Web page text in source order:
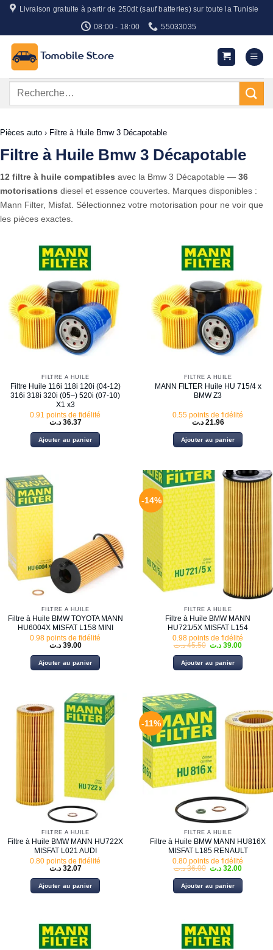
Passer
contenu
Livraison gratuite à partir de 250dt (sauf batteries) sur toute la Tunisie
08:00 - 18:00 55033035
Recherche
Pièces auto › Filtre à Huile Bmw 3 Décapotable
Filtre à Huile Bmw 3 Décapotable
12 filtre à huile compatibles avec la Bmw 3 Décapotable — 36
motorisations diesel et essence couvertes. Marques disponibles :
Mann Filter, Misfat. Sélectionnez votre motorisation pour ne voir que
les pièces exactes.
FILTRE À HUILE
Filtre Huile 116i 118i 120i (04-12)
316i 318i 320i (05–) 520i (07-10)
X1 x3
0.91 points de fidélité
36.37 د.ت
Ajouter au panier
FILTRE À HUILE
MANN FILTER Huile HU 715/4 x
BMW Z3
0.55 points de fidélité
21.96 د.ت
Ajouter au panier
FILTRE À HUILE
Filtre à Huile BMW TOYOTA MANN
HU6004X MISFAT L158 MINI
0.98 points de fidélité
39.00 د.ت
Ajouter au panier
-14%
FILTRE À HUILE
Filtre à Huile BMW MANN
HU721/5X MISFAT L154
0.98 points de fidélité
45.50 د.ت
Le
initial
était :
39.00 د.ت
Le
actuel
est :
Ajouter au panier
FILTRE À HUILE
Filtre à Huile BMW MANN HU722X
MISFAT L021 AUDI
0.80 points de fidélité
32.07 د.ت
Ajouter au panier
-11%
FILTRE À HUILE
Filtre à Huile BMW MANN HU816X
MISFAT L185 RENAULT
0.80 points de fidélité
36.00 د.ت
Le
initial
était :
32.00 د.ت
Le
actuel
est :
Ajouter au panier